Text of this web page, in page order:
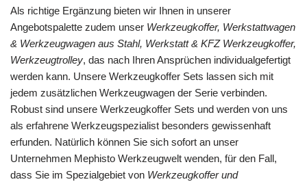
Als richtige Ergänzung bieten wir Ihnen in unserer
Angebotspalette zudem unser Werkzeugkoffer, Werkstattwagen
& Werkzeugwagen aus Stahl, Werkstatt & KFZ Werkzeugkoffer,
Werkzeugtrolley, das nach Ihren Ansprüchen individualgefertigt
werden kann. Unsere Werkzeugkoffer Sets lassen sich mit
jedem zusätzlichen Werkzeugwagen der Serie verbinden.
Robust sind unsere Werkzeugkoffer Sets und werden von uns
als erfahrene Werkzeugspezialist besonders gewissenhaft
erfunden. Natürlich können Sie sich sofort an unser
Unternehmen Mephisto Werkzeugwelt wenden, für den Fall,
dass Sie im Spezialgebiet von Werkzeugkoffer und